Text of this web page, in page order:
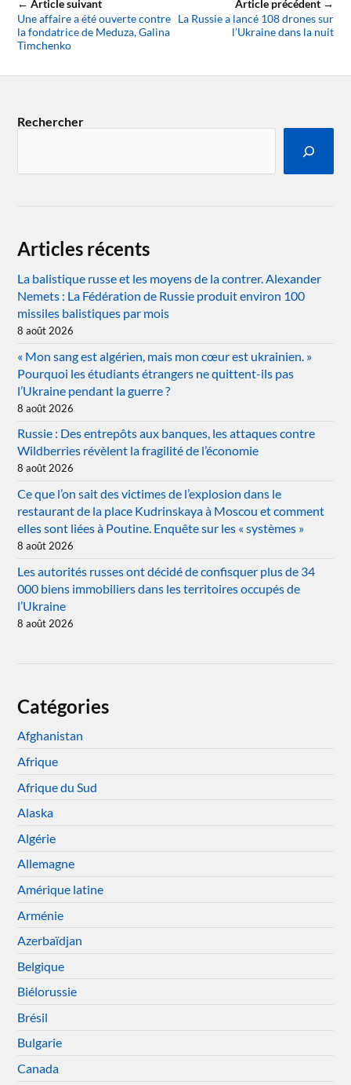
← Article suivant
Une affaire a été ouverte contre
la fondatrice de Meduza, Galina
Timchenko
Article précédent →
La Russie a lancé 108 drones sur
l’Ukraine dans la nuit
Rechercher
Articles récents
La balistique russe et les moyens de la contrer. Alexander
Nemets : La Fédération de Russie produit environ 100
missiles balistiques par mois
8 août 2026
« Mon sang est algérien, mais mon cœur est ukrainien. »
Pourquoi les étudiants étrangers ne quittent-ils pas
l’Ukraine pendant la guerre ?
8 août 2026
Russie : Des entrepôts aux banques, les attaques contre
Wildberries révèlent la fragilité de l’économie
8 août 2026
Ce que l’on sait des victimes de l’explosion dans le
restaurant de la place Kudrinskaya à Moscou et comment
elles sont liées à Poutine. Enquête sur les « systèmes »
8 août 2026
Les autorités russes ont décidé de confisquer plus de 34
000 biens immobiliers dans les territoires occupés de
l’Ukraine
8 août 2026
Catégories
Afghanistan
Afrique
Afrique du Sud
Alaska
Algérie
Allemagne
Amérique latine
Arménie
Azerbaïdjan
Belgique
Biélorussie
Brésil
Bulgarie
Canada